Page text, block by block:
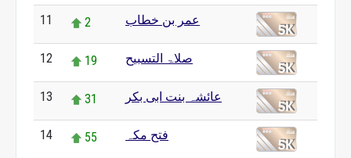
11 2 عمر بن خطاب
12 19 صلاۃ التسبیح
13 31 عائشہ بنت ابی بکر
14 55 فتح مکہ